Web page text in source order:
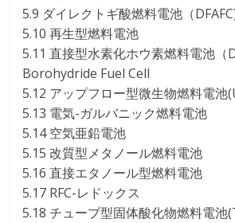
5.9 ダイレクトギ酸燃料電池（
5.10 再生型燃料電池
5.11 直接型水素化ホウ素燃料電池（
Borohydride Fuel Cell
5.12 アップフロー型微生物燃料電池
5.13 電気-ガルバニック燃料電池
5.14 空気亜鉛電池
5.15 改質型メタノール燃料電池
5.16 直接エタノール型燃料電池
5.17 RFC-レドックス
5.18 チューブ型固体酸化物燃料電池